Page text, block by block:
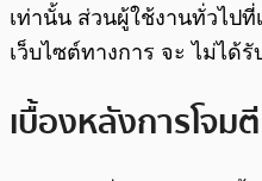
เท่านั้น ส่วนผู้ใช้งานทั่วไปที่
เว็บไซต์ทางการ จะ ไม่ได้
เบื้องหลังการโจม